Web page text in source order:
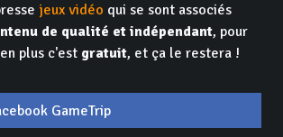
jeux vidéo qui se sont associés
de qualité et indépendant, pour
plus c'est gratuit, et ça le restera !
GameTrip